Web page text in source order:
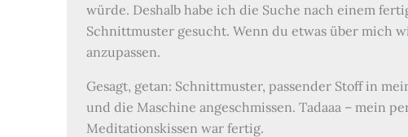
würde. Deshalb habe ich die Suche nach einem
Schnittmuster gesucht. Wenn du etwas über mich
anzupassen.
Gesagt, getan: Schnittmuster, passender Stoff in
und die Maschine angeschmissen. Tadaaa – mein
Meditationskissen war fertig.